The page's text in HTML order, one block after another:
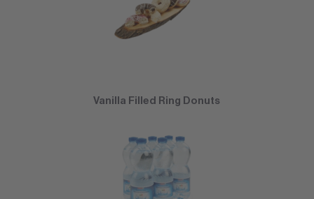
Vanilla Filled Ring Donuts